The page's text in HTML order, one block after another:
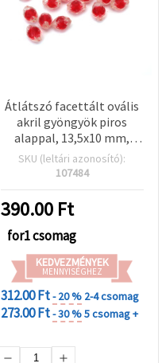
Átlátszó facettált ovális
akril gyöngyök piros
alappal, 13,5x10 mm,
furat: 2 mm - 50 g (kb. 70
db)
SKU (leltári azonosító):
107484
390.00 Ft
for1 csomag
KEDVEZMÉNYEK
MENNYISÉGHEZ
312.00 Ft- 20 % 2-4 csomag
273.00 Ft- 30 %5 csomag +